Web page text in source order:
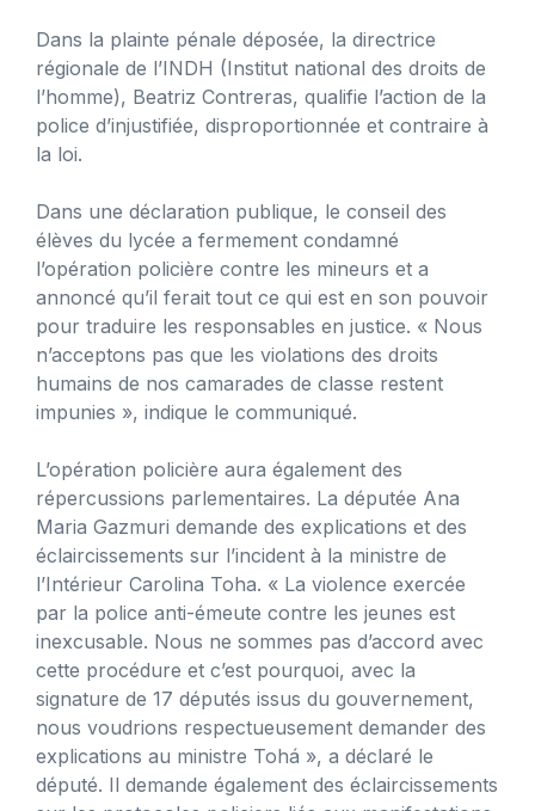
Dans la plainte pénale déposée, la directrice
régionale de l’INDH (Institut national des droits de
l’homme), Beatriz Contreras, qualifie l’action de la
police d’injustifiée, disproportionnée et contraire à
la loi.
Dans une déclaration publique, le conseil des
élèves du lycée a fermement condamné
l’opération policière contre les mineurs et a
annoncé qu’il ferait tout ce qui est en son pouvoir
pour traduire les responsables en justice. « Nous
n’acceptons pas que les violations des droits
humains de nos camarades de classe restent
impunies », indique le communiqué.
L’opération policière aura également des
répercussions parlementaires. La députée Ana
Maria Gazmuri demande des explications et des
éclaircissements sur l’incident à la ministre de
l’Intérieur Carolina Toha. « La violence exercée
par la police anti-émeute contre les jeunes est
inexcusable. Nous ne sommes pas d’accord avec
cette procédure et c’est pourquoi, avec la
signature de 17 députés issus du gouvernement,
nous voudrions respectueusement demander des
explications au ministre Tohá », a déclaré le
député. Il demande également des éclaircissements